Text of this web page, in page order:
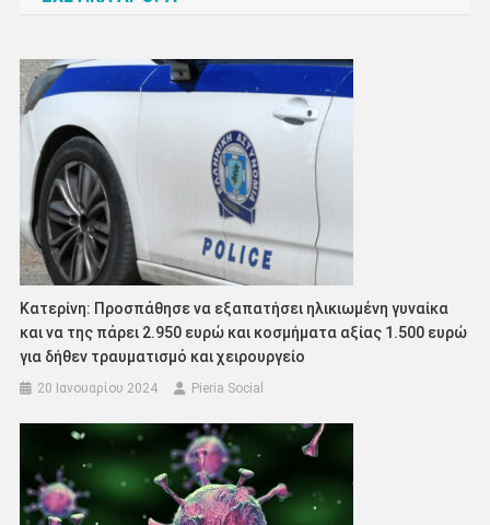
Κατερίνη: Προσπάθησε να εξαπατήσει ηλικιωμένη γυναίκα
και να της πάρει 2.950 ευρώ και κοσμήματα αξίας 1.500 ευρώ
για δήθεν τραυματισμό και χειρουργείο
20 Ιανουαρίου 2024 Pieria Social